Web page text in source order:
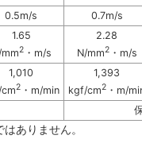
0.5m/s 0.7m/s
1.65
mm2・m/s
2.28
N/mm2・m/s
1,010
2 ・m/min
1,393
kgf/cm2 ・m/
ありません。